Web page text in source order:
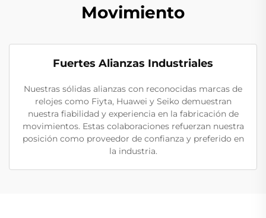
Movimiento
Fuertes Alianzas Industriales
Nuestras sólidas alianzas con reconocidas marcas de
relojes como Fiyta, Huawei y Seiko demuestran
nuestra fiabilidad y experiencia en la fabricación de
movimientos. Estas colaboraciones refuerzan nuestra
posición como proveedor de confianza y preferido en
la industria.